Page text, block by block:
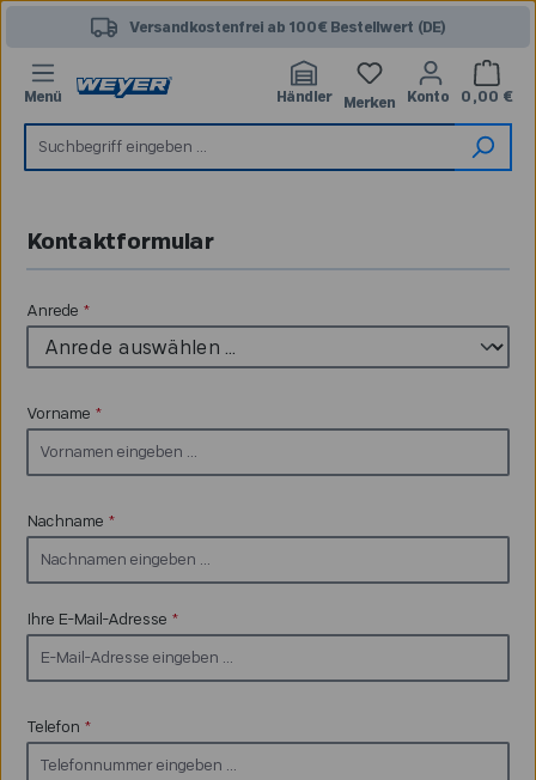
Zum Hauptinhalt springenVersandkostenfrei ab 100€ Bestellwert (DE)
Menü Händler Du hast 0 Produkte
Merken Konto 0,00 €
Kontaktformular
Anrede *
Vorname *
Nachname *
Ihre E-Mail-Adresse *
Telefon *